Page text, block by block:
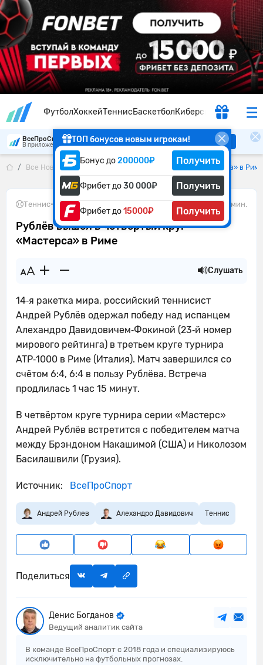
ФутболХоккейТеннисБаскетболКиберспорт
ТОП бонусов новым игрокам!
Бонус до200000₽ Получить
Фрибет до30 000₽ Получить
Фрибет до15000₽ Получить
ВсеПроСпорт
В приложении удобнее Скачать
Все Новости Рублёв вышел в четвёртый круг «Мастерса» в Риме
Теннис• 11.05.2026 1 мин.
Рублёв вышел в четвёртый круг
«Мастерса» в Риме
Слушать
14‑я ракетка мира, российский теннисист
Андрей Рублёв одержал победу над испанцем
Алехандро Давидовичем‑Фокиной (23‑й номер
мирового рейтинга) в третьем круге турнира
ATP‑1000 в Риме (Италия). Матч завершился со
счётом 6:4, 6:4 в пользу Рублёва. Встреча
продлилась 1 час 15 минут.
В четвёртом круге турнира серии «Мастерс»
Андрей Рублёв встретится с победителем матча
между Брэндоном Накашимой (США) и Николозом
Басилашвили (Грузия).
Источник: ВсеПроСпорт
Андрей Рублев Алехандро Давидович Теннис
Поделиться
Денис Богданов
Ведущий аналитик сайта
В команде ВсеПроСпорт с 2018 года и специализируюсь
исключительно на футбольных прогнозах.